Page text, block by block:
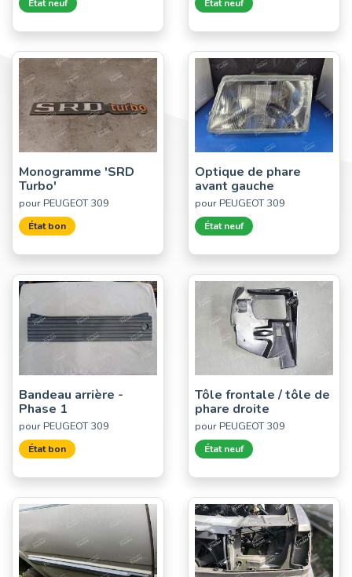
État neuf État neuf
Monogramme 'SRD
Turbo'
pour PEUGEOT 309
État bon
Optique de phare
avant gauche
pour PEUGEOT 309
État neuf
Bandeau arrière -
Phase 1
pour PEUGEOT 309
État bon
Tôle frontale / tôle de
phare droite
pour PEUGEOT 309
État neuf